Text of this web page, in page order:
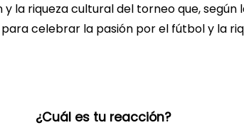
la riqueza cultural del torneo que, según
celebrar la pasión por el fútbol y la